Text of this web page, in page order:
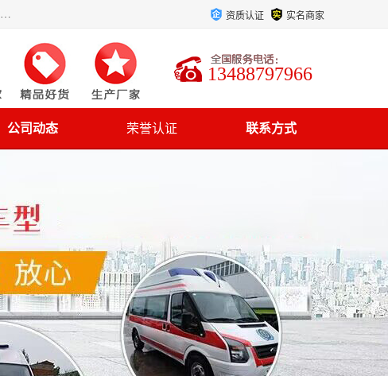
筋斗云鲲鹏(北京)健康咨询有限公司专业于救护车配备，随车医生，氧气，呼吸机，心电监护仪，急救药品等.服务于全国各省市之间伤病员和病愈者及家属的往返接送，及其他需要救护车特需服务的各项业务；承接各种会议、比赛、影视拍摄等所需的救护车服务；承接跨各省市救护*、救护车送病人到机场和火车站等各个指定区域。 资质认证 实名商家
13488797966
公司动态 荣誉认证 联系方式